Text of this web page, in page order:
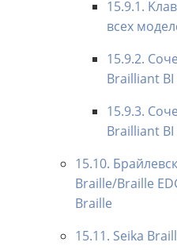
15.9.1.
всех
15.9.2.
Brailliant BI
15.9.3.
Brailliant BI
15.10.
Braille/Braille
Braille
15.11. Seika